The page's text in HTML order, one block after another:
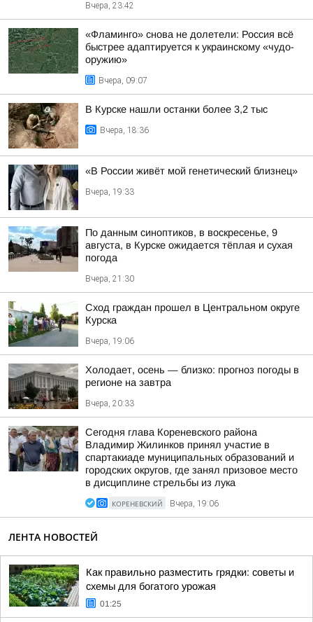
Вчера, 23:42
«Фламинго» снова не долетели: Россия всё
быстрее адаптируется к украинскому «чудо-
оружию»
Вчера, 09:07
В Курске нашли останки более 3,2 тыс
Вчера, 18:36
«В России живёт мой генетический близнец»
Вчера, 19:33
По данным синоптиков, в воскресенье, 9
августа, в Курске ожидается тёплая и сухая
погода
Вчера, 21:30
Сход граждан прошел в Центральном округе
Курска
Вчера, 19:06
Холодает, осень — близко: прогноз погоды в
регионе на завтра
Вчера, 20:33
Сегодня глава Кореневского района
Владимир Жилинков принял участие в
спартакиаде муниципальных образований и
городских округов, где занял призовое место
в дисциплине стрельбы из лука
КОРЕНЕВСКИЙ Вчера, 19:06
ЛЕНТА НОВОСТЕЙ
Как правильно разместить грядки: советы и
схемы для богатого урожая
01:25